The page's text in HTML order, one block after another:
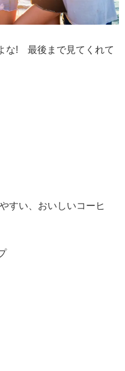
な! 最後まで見てくれて
すい、おいしいコーヒ